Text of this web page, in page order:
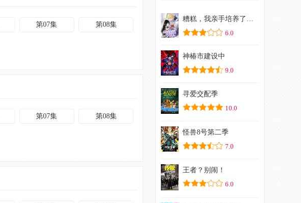
第07集 第08集
第07集 第08集
糟糕，我亲手培养了大反派！
6.0
神椿市建设中
9.0
寻爱交配季
10.0
怪兽8号第二季
7.0
王者？别闹！
6.0